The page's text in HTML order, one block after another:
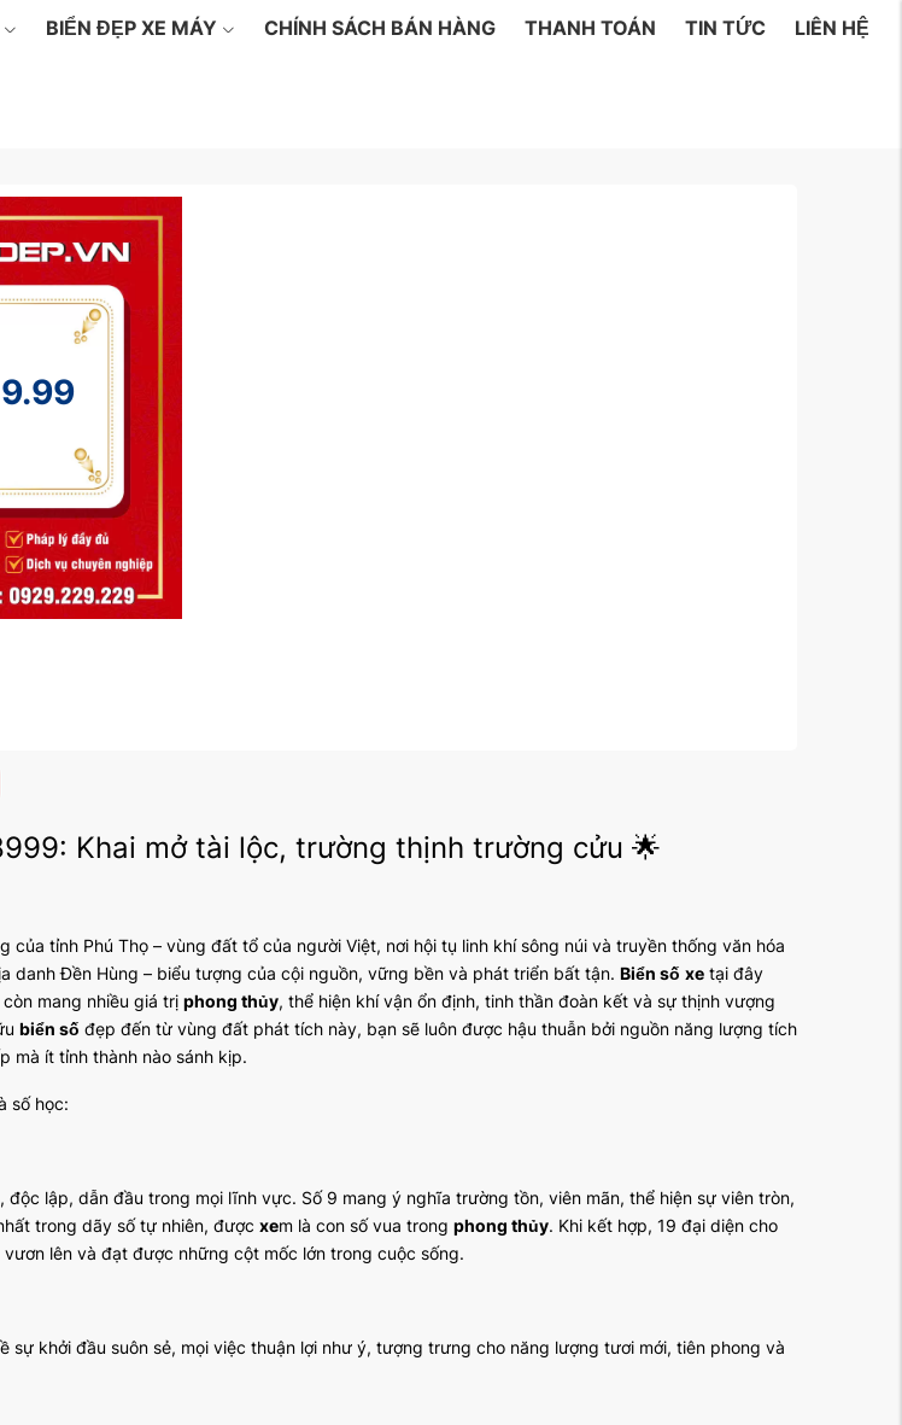
BIỂN ĐẸP XE MÁY CHÍNH SÁCH BÁN HÀNG THANH TOÁN TIN TỨC LIÊN HỆ
Khai mở tài lộc, trường thịnh trường cửu 🌟
của tỉnh Phú Thọ – vùng đất tổ của người Việt, nơi hội tụ linh khí sông núi và truyền thống văn hóa
danh Đền Hùng – biểu tượng của cội nguồn, vững bền và phát triển bất tận. Biển số xe tại đây
mang nhiều giá trị phong thủy, thể hiện khí vận ổn định, tinh thần đoàn kết và sự thịnh vượng
biển số đẹp đến từ vùng đất phát tích này, bạn sẽ luôn được hậu thuẫn bởi nguồn năng lượng tích
mà ít tỉnh thành nào sánh kịp.
số học:
lập, dẫn đầu trong mọi lĩnh vực. Số 9 mang ý nghĩa trường tồn, viên mãn, thể hiện sự viên tròn,
trong dãy số tự nhiên, được xem là con số vua trong phong thủy. Khi kết hợp, 19 đại diện cho
lên và đạt được những cột mốc lớn trong cuộc sống.
sự khởi đầu suôn sẻ, mọi việc thuận lợi như ý, tượng trưng cho năng lượng tươi mới, tiên phong và